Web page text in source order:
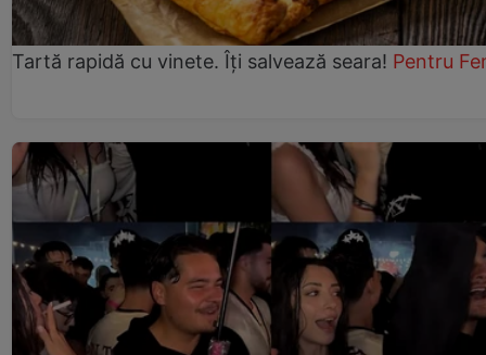
Tartă rapidă cu vinete. Îți salvează seara! Pentru